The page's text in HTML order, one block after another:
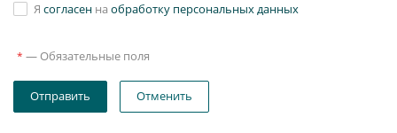
Я согласен на обработку персональных данных
* — Обязательные поля
Отправить Отменить